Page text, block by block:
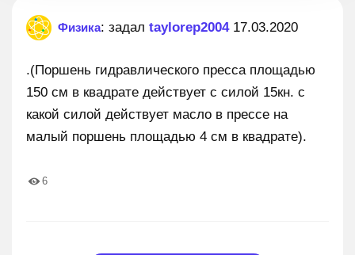
Физика: задал taylorep200417.03.2020
.(Поршень гидравлического пресса площадью
150 см в квадрате действует с силой 15кн. с
какой силой действует масло в прессе на
малый поршень площадью 4 см в квадрате).
6